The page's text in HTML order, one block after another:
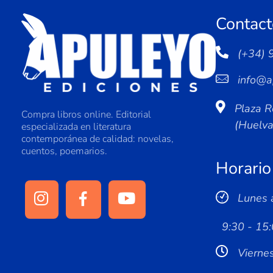
Compra libros online. Editorial
especializada en literatura
contemporánea de calidad: novelas,
cuentos, poemarios.
(+34)
Plaza
Horario
Lunes
9:30 -